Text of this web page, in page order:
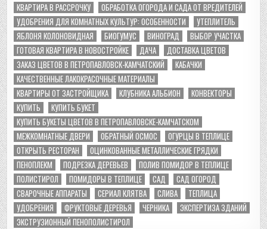
КВАРТИРА В РАССРОЧКУ
ОБРАБОТКА ОГОРОДА И САДА ОТ ВРЕДИТЕЛЕЙ
УДОБРЕНИЯ ДЛЯ КОМНАТНЫХ КУЛЬТУР: ОСОБЕННОСТИ
УТЕПЛИТЕЛЬ
ЯБЛОНЯ КОЛОНОВИДНАЯ
БИОГУМУС ВИНОГРАД
ВЫБОР УЧАСТКА
ГОТОВАЯ КВАРТИРА В НОВОСТРОЙКЕ
ДАЧА
ДОСТАВКА ЦВЕТОВ
ЗАКАЗ ЦВЕТОВ В ПЕТРОПАВЛОВСК-КАМЧАТСКИЙ
КАБАЧКИ
КАЧЕСТВЕННЫЕ ЛАКОКРАСОЧНЫЕ МАТЕРИАЛЫ
КВАРТИРЫ ОТ ЗАСТРОЙЩИКА
КЛУБНИКА АЛЬБИОН
КОНВЕКТОРЫ
КУПИТЬ
КУПИТЬ БУКЕТ
КУПИТЬ БУКЕТЫ ЦВЕТОВ В ПЕТРОПАВЛОВСКЕ-КАМЧАТСКОМ
МЕЖКОМНАТНЫЕ ДВЕРИ
ОБРАТНЫЙ ОСМОС
ОГУРЦЫ В ТЕПЛИЦЕ
ОТКРЫТЬ РЕСТОРАН
ОЦИНКОВАННЫЕ МЕТАЛЛИЧЕСКИЕ ГРЯДКИ
ПЕНОПЛЕКМ
ПОДРЕЗКА ДЕРЕВЬЕВ
ПОЛИВ ПОМИДОР В ТЕПЛИЦЕ
ПОЛИСТИРОЛ
ПОМИДОРЫ В ТЕПЛИЦЕ САД
САД ОГОРОД
СВАРОЧНЫЕ АППАРАТЫ
СЕРИАЛ КЛЯТВА СЛИВА
ТЕПЛИЦА
УДОБРЕНИЯ
ФРУКТОВЫЕ ДЕРЕВЬЯ ЧЕРНИКА
ЭКСПЕРТИЗА ЗДАНИЙ
ЭКСТРУЗИОННЫЙ ПЕНОПОЛИСТИРОЛ